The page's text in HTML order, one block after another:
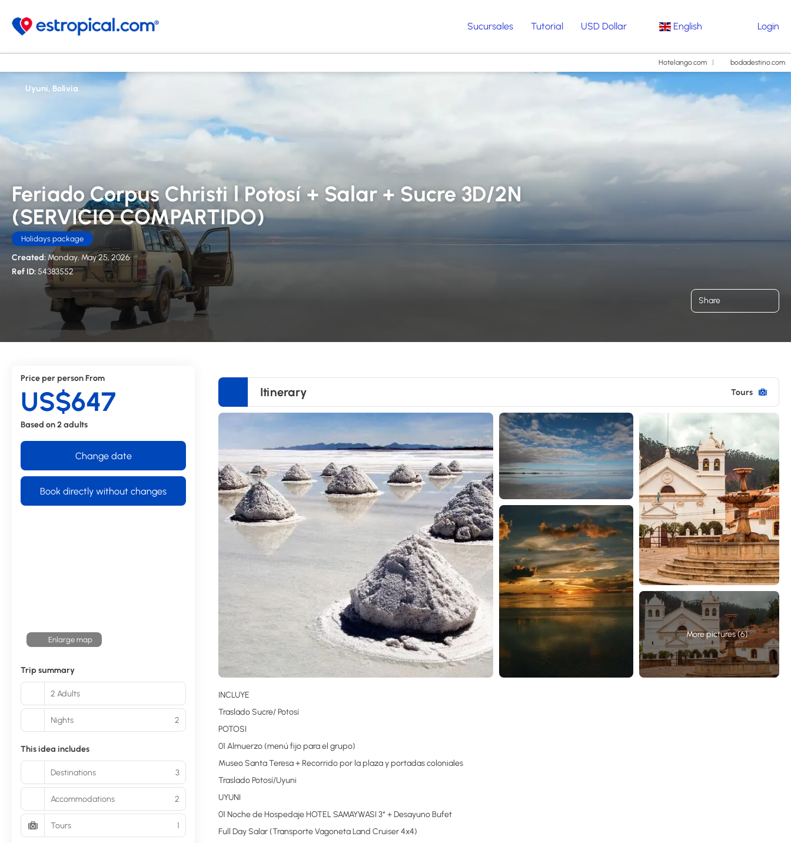
Sucursales Tutorial USD Dollar English Login
Hotelango.com bodadestino.com
Feriado Corpus Christi l Potosí + Salar + Sucre 3D/2N
(SERVICIO COMPARTIDO)
Holidays package
Created: Monday, May 25, 2026
Ref ID:54383552
Share
Uyuni, Bolivia
Itinerary Tours
More pictures (6)
INCLUYE
Traslado Sucre/ Potosí
POTOSI
01 Almuerzo (menú fijo para el grupo)
Museo Santa Teresa + Recorrido por la plaza y portadas coloniales
Traslado Potosí/Uyuni
UYUNI
01 Noche de Hospedaje HOTEL SAMAYWASI 3* + Desayuno Bufet
Full Day Salar (Transporte Vagoneta Land Cruiser 4x4)
Price per person From
US$647
Based on 2 adults
Change date
Book directly without changes
Enlarge map
Trip summary
2 Adults
Nights 2
This idea includes
Destinations 3
Accommodations 2
Tours 1